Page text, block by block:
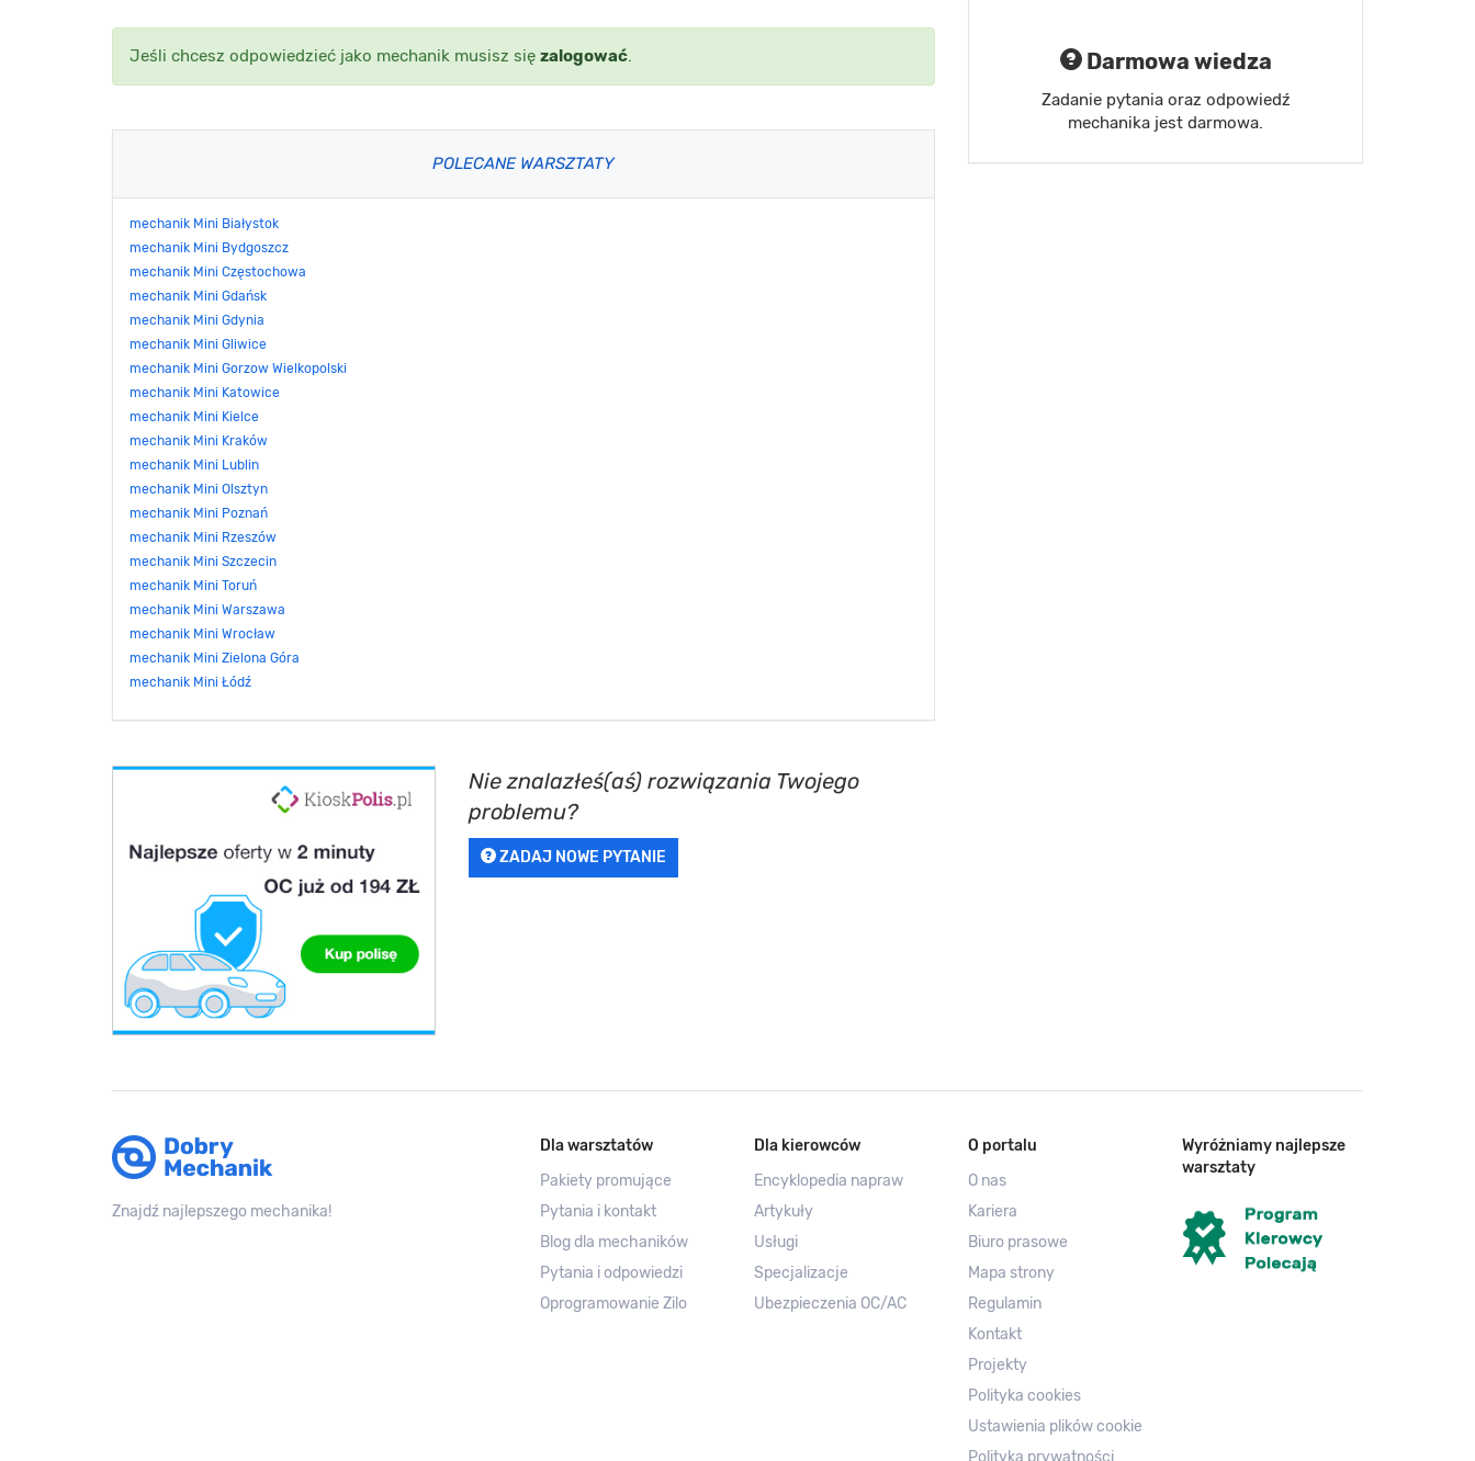
Jeśli chcesz odpowiedzieć jako mechanik musisz się zalogować.
POLECANE WARSZTATY
mechanik Mini Białystok
mechanik Mini Bydgoszcz
mechanik Mini Częstochowa
mechanik Mini Gdańsk
mechanik Mini Gdynia
mechanik Mini Gliwice
mechanik Mini Gorzow Wielkopolski
mechanik Mini Katowice
mechanik Mini Kielce
mechanik Mini Kraków
mechanik Mini Lublin
mechanik Mini Olsztyn
mechanik Mini Poznań
mechanik Mini Rzeszów
mechanik Mini Szczecin
mechanik Mini Toruń
mechanik Mini Warszawa
mechanik Mini Wrocław
mechanik Mini Zielona Góra
mechanik Mini Łódź
Nie znalazłeś(aś) rozwiązania Twojego
problemu?
ZADAJ NOWE PYTANIE
Darmowa wiedza
Zadanie pytania oraz odpowiedź
mechanika jest darmowa.
Znajdź najlepszego mechanika!
Dla warsztatów
Pakiety promujące
Pytania i kontakt
Blog dla mechaników
Pytania i odpowiedzi
Oprogramowanie Zilo
Dla kierowców
Encyklopedia napraw
Artykuły
Usługi
Specjalizacje
Ubezpieczenia OC/AC
O portalu
O nas
Kariera
Biuro prasowe
Mapa strony
Regulamin
Kontakt
Projekty
Polityka cookies
Ustawienia plików cookie
Wyróżniamy najlepsze
warsztaty